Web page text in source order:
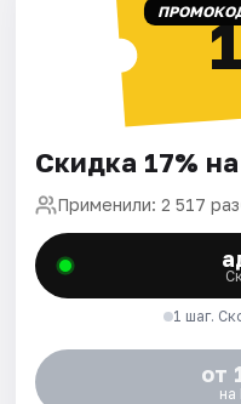
Скидка 17%
Применили: 2 517 раз
1 шаг.
от
на